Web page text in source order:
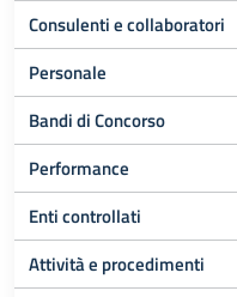
Consulenti e collaboratori
Personale
Bandi di Concorso
Performance
Enti controllati
Attività e procedimenti